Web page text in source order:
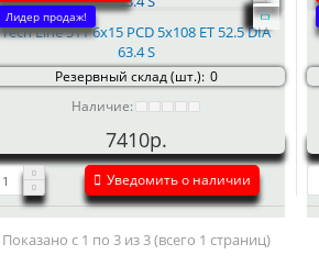
Лидер продаж!
Tech Line 511 6x15 PCD 5x108 ET 52.5 DIA
63.4 S
Резервный склад (шт.): 0
Наличие:
7410р.
Уведомить о наличии
Показано с 1 по 3 из 3 (всего 1 страниц)